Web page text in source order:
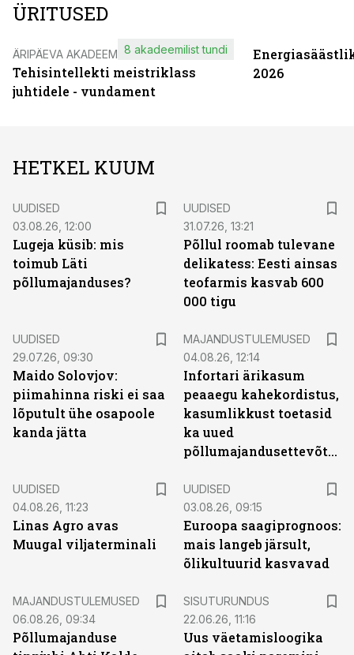
ÜRITUSED
ÄRIPÄEVA AKADEEMIA
Tehisintellekti meistriklass
juhtidele - vundament
8 akadeemilist tundi
2026
HETKEL KUUM
UUDISED
03.08.26, 12:00
Lugeja küsib: mis
toimub Läti
põllumajanduses?
UUDISED
31.07.26, 13:21
Põllul roomab tulevane
delikatess: Eesti ainsas
teofarmis kasvab 600
000 tigu
UUDISED
29.07.26, 09:30
Maido Solovjov:
piimahinna riski ei saa
lõputult ühe osapoole
kanda jätta
MAJANDUSTULEMUSED
04.08.26, 12:14
Infortari ärikasum
peaaegu kahekordistus,
kasumlikkust toetasid
ka uued
põllumajandusettevõtted
UUDISED
04.08.26, 11:23
Linas Agro avas
Muugal viljaterminali
UUDISED
03.08.26, 09:15
Euroopa saagiprognoos:
mais langeb järsult,
õlikultuurid kasvavad
MAJANDUSTULEMUSED
06.08.26, 09:34
Põllumajanduse
SISUTURUNDUS
22.06.26, 11:16
Uus väetamisloogika